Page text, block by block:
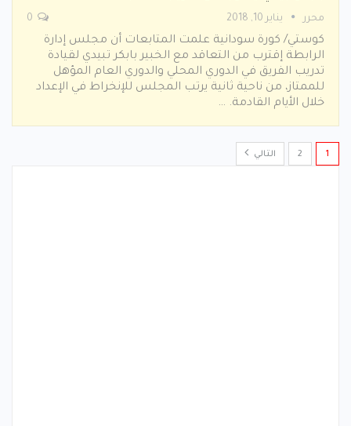
محرر يناير 10, 2018
كوستي/ كورة سودانية علمت المتابعات أن مجلس إدارة
الرابطة إقترب من التعاقد مع الخبير بابكر تبيدي لقيادة
تدريب الفريق في الدوري المحلي والدوري العام المؤهل
للممتاز، من ناحية ثانية يرتب المجلس للإنخراط في الإعداد
خلال الأيام القادمة. …
1
2 التالي